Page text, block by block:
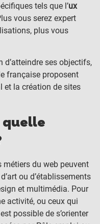
tels que l’ux
vous serez expert
plus vous
d’atteindre ses objectifs,
française proposent
et la création de sites
métiers du web peuvent
ou d’établissements
et multimédia. Pour
activité, ou ceux qui
possible de s’orienter